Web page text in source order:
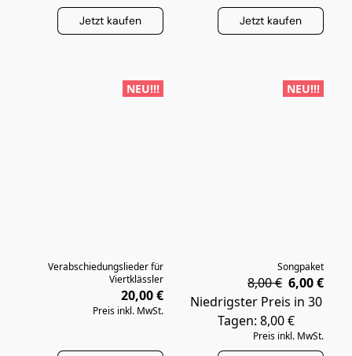
Jetzt kaufen Jetzt kaufen
NEU!!!
Verabschiedungslieder für
Viertklässler
20,00 €
Preis inkl. MwSt.
NEU!!!
Songpaket
6,00 €
8,00 €
Niedrigster Preis in 30
Tagen: 8,00 €
Preis inkl. MwSt.